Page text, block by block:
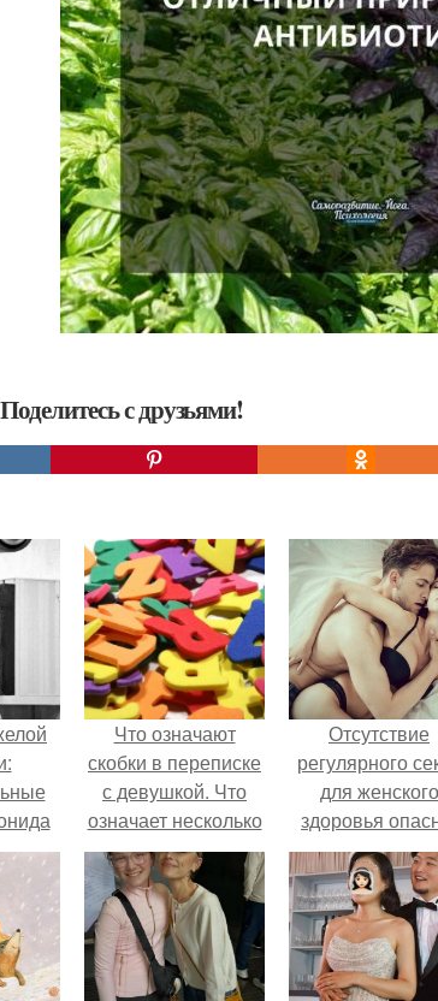
с друзьями!
Что означают
скобки в переписке
с девушкой. Что
означает несколько
полукруглых
скобочек в конце
предложения?
Отсутствие
регулярного
для женского
здоровья